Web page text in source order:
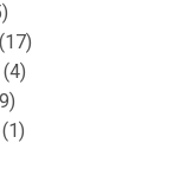
(17)
(4)
(1)